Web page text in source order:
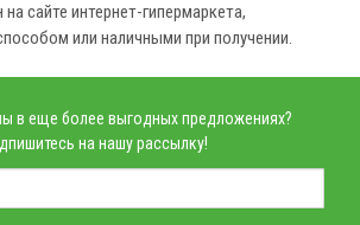
сайте интернет-гипермаркета,
или наличными при получении.
в еще более выгодных предложениях?
на нашу рассылку!